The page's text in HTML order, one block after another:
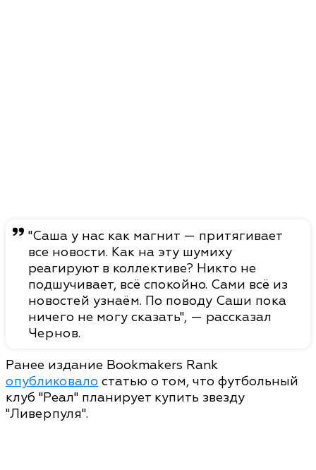
"Саша у нас как магнит — притягивает
все новости. Как на эту шумиху
реагируют в коллективе? Никто не
подшучивает, всё спокойно. Сами всё из
новостей узнаём. По поводу Саши пока
ничего не могу сказать", — рассказал
Чернов.
Ранее издание Bookmakers Rank
опубликовало статью о том, что футбольный
клуб "Реал" планирует купить звезду
"Ливерпуля".